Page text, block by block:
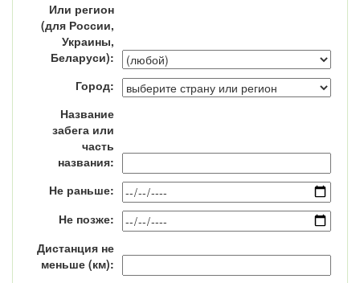
Или регион
(для России,
Украины,
Беларуси):
Город:
Название
забега или
часть
названия:
Не раньше:
Не позже:
Дистанция не
меньше (км):